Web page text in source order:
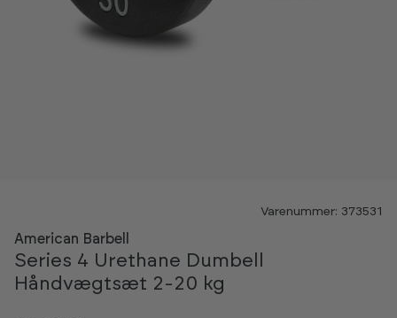
Varenummer: 373531
American Barbell
Series 4 Urethane Dumbell
Håndvægtsæt 2-20 kg